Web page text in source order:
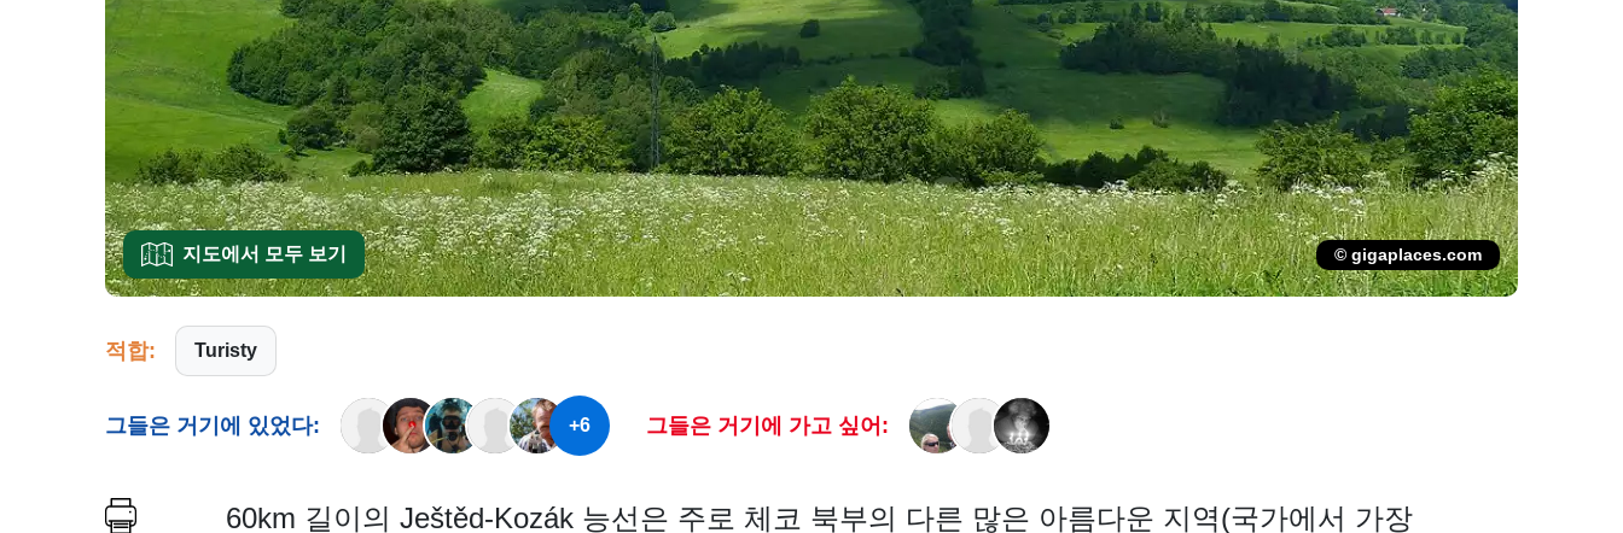
지도에서 모두 보기 © gigaplaces.com
적합: Turisty
그들은 거기에 있었다: +6 그들은 거기에 가고 싶어:
60km 길이의 Ještěd-Kozák 능선은 주로 체코 북부의 다른 많은 아름다운 지역(국가에서 가장